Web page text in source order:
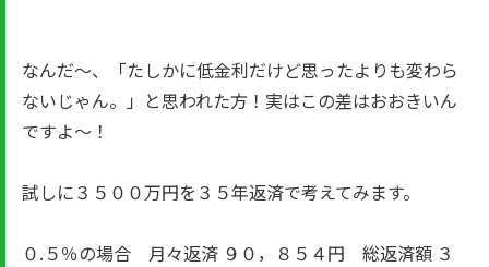
なんだ～、「たしかに低金利だけど思ったよりも変わら
ないじゃん。」と思われた方！実はこの差はおおきいん
ですよ～！
試しに３５００万円を３５年返済で考えてみます。
０.５％の場合 月々返済 ９０，８５４円 総返済額 ３